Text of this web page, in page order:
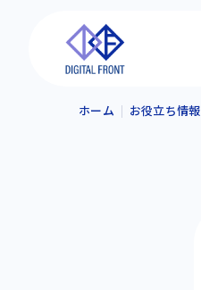
ホーム お役立ち情報